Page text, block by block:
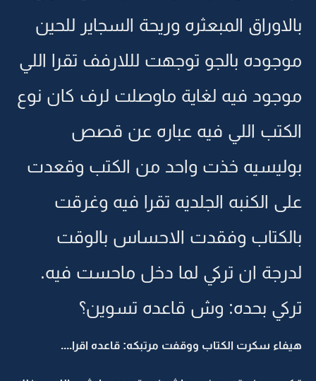
بالاوراق المبعثره وريحة السجاير للحين
موجوده بالجو توجهت لللارفف تقرا اللي
موجود فيه لغاية ماوصلت لرف كان نوع
الكتب اللي فيه عباره عن قصص
بوليسيه خذت واحد من الكتب وقعدت
على الكنبه الجلديه تقرا فيه وغرقت
بالكتاب وفقدت الاحساس بالوقت
لدرجة ان تركي لما دخل ماحست فيه.
تركي بحده: وش قاعده تسوين؟
هيفاء سكرت الكتاب ووقفت مرتبكه: قاعده اقرا....